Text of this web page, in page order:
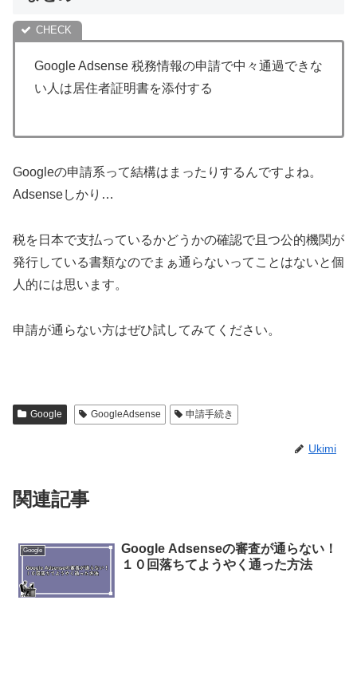
Google Adsense 税務情報の申請で中々通過できな
い人は居住者証明書を添付する
Googleの申請系って結構はまったりするんですよね。
Adsenseしかり…
税を日本で支払っているかどうかの確認で且つ公的機関が
発行している書類なのでまぁ通らないってことはないと個
人的には思います。
申請が通らない方はぜひ試してみてください。
Google GoogleAdsense 申請手続き
Ukimi
関連記事
Google
Google Adsenseの審査が通らない！
１０回落ちてようやく通った方法